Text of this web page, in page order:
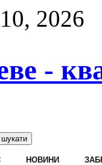
2026
-
НОВИНИ